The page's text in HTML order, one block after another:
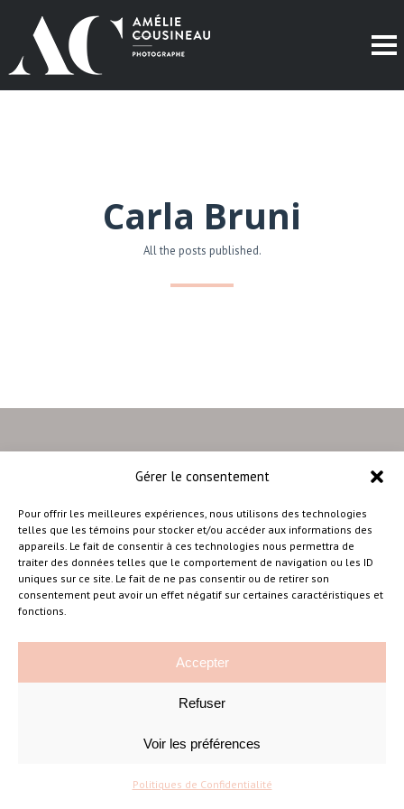
Gérer le consentement
Pour offrir les meilleures expériences, nous utilisons des technologies
telles que les témoins pour stocker et/ou accéder aux informations des
appareils. Le fait de consentir à ces technologies nous permettra de
traiter des données telles que le comportement de navigation ou les ID
uniques sur ce site. Le fait de ne pas consentir ou de retirer son
consentement peut avoir un effet négatif sur certaines caractéristiques et
fonctions.
Accepter
Refuser
Voir les préférences
Politiques de Confidentialité
Carla Bruni
All the posts published.
Amélie Cousineau Photographe
©Amelie Cousineau Photographe